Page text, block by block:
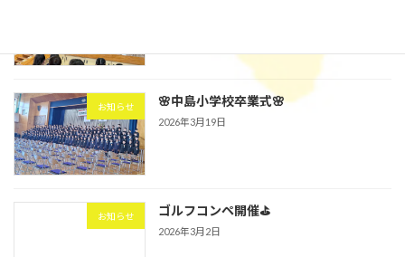
お知らせ 🌸中島小学校卒業式🌸
2026年3月19日
お知らせ ゴルフコンペ開催⛳
2026年3月2日